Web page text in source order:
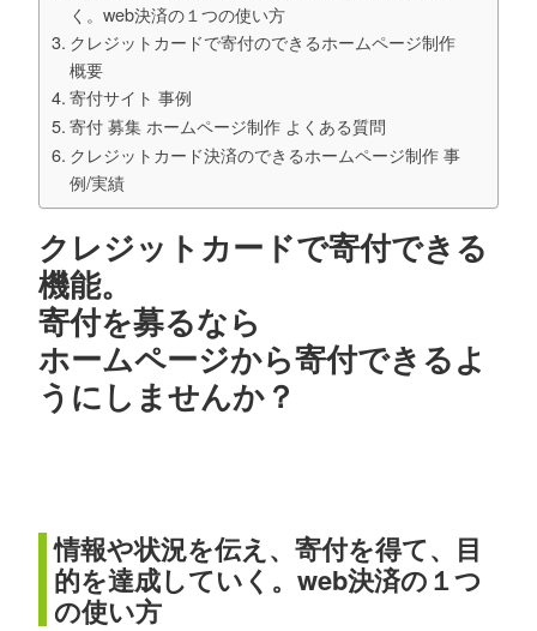
く。web決済の１つの使い方
クレジットカードで寄付のできるホームページ制作
概要
寄付サイト 事例
寄付 募集 ホームページ制作 よくある質問
クレジットカード決済のできるホームページ制作 事
例/実績
クレジットカードで寄付できる
機能。
寄付を募るなら
ホームページから寄付できるよ
うにしませんか？
情報や状況を伝え、寄付を得て、目
的を達成していく。web決済の１つ
の使い方